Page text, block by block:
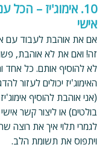
10. אימוג'יז – הכל
אישי
אם את אוהבת לעבוד עם
זה! ואם את לא אוהבת,
לא להוסיף אותם. כל אחד
האימוג'יז יכולים לעזור
(אני אוהבת להוסיף
בולטים) או ליצור קשר
לגמרי תלוי איך את רוצה
ויתפוס את תשומת הלב.